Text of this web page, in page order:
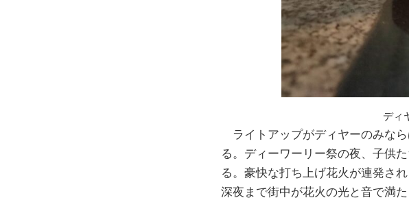
ディ
ライトアップがディヤーのみな
る。ディーワーリー祭の夜、子供
る。豪快な打ち上げ花火が連発さ
深夜まで街中が花火の光と音で満